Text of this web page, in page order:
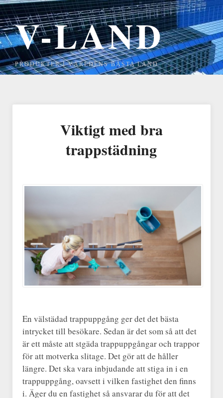
V-LAND
PRODUKTER I VÄRLDENS BÄSTA LAND
Viktigt med bra
trappstädning
En välstädad trappuppgång ger det det bästa
intrycket till besökare. Sedan är det som så att det
är ett måste att stgäda trappuppgångar och trappor
för att motverka slitage. Det gör att de håller
längre. Det ska vara inbjudande att stiga in i en
trappuppgång, oavsett i vilken fastighet den finns
i. Äger du en fastighet så ansvarar du för att det